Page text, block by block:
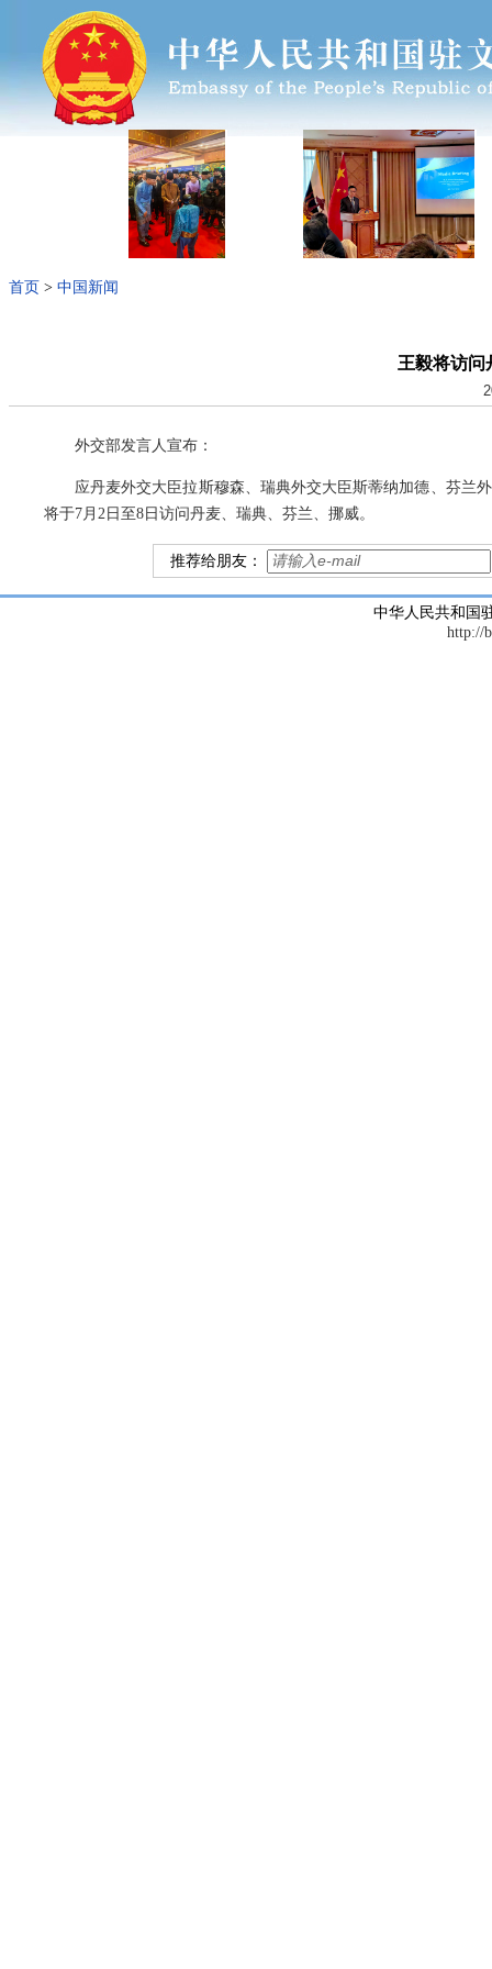
首页 > 中国新闻
王毅将访问
外交部发言人宣布：
应丹麦外交大臣拉斯穆森、瑞典外交大臣斯蒂纳加德、芬兰
将于7月2日至8日访问丹麦、瑞典、芬兰、挪威。
推荐给朋友：
中华人民共和国
http://